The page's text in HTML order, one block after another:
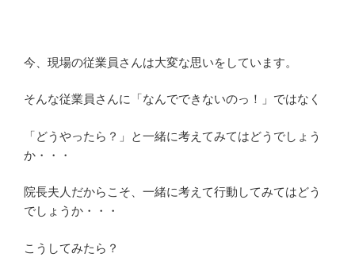
今、現場の従業員さんは大変な思いをしています。
そんな従業員さんに「なんでできないのっ！」ではなく
「どうやったら？」と一緒に考えてみてはどうでしょう
か・・・
院長夫人だからこそ、一緒に考えて行動してみてはどう
でしょうか・・・
こうしてみたら？